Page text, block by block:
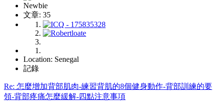
Newbie
文章: 35
Location: Senegal
記錄
Re: 怎麼增加背部肌肉-練習背肌的8個健身動作-背部訓練的要
領-背部疼痛怎麼緩解-四點注意事項